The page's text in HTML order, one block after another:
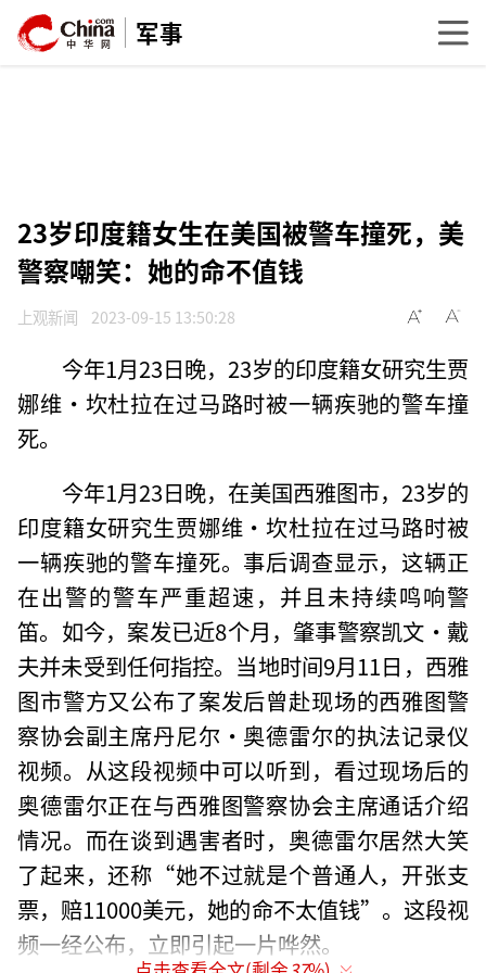
军事
23岁印度籍女生在美国被警车撞死，美
警察嘲笑：她的命不值钱
上观新闻 2023-09-15 13:50:28
今年1月23日晚，23岁的印度籍女研究生贾
娜维·坎杜拉在过马路时被一辆疾驰的警车撞
死。
今年1月23日晚，在美国西雅图市，23岁的
印度籍女研究生贾娜维·坎杜拉在过马路时被
一辆疾驰的警车撞死。事后调查显示，这辆正
在出警的警车严重超速，并且未持续鸣响警
笛。如今，案发已近8个月，肇事警察凯文·戴
夫并未受到任何指控。当地时间9月11日，西雅
图市警方又公布了案发后曾赴现场的西雅图警
察协会副主席丹尼尔·奥德雷尔的执法记录仪
视频。从这段视频中可以听到，看过现场后的
奥德雷尔正在与西雅图警察协会主席通话介绍
情况。而在谈到遇害者时，奥德雷尔居然大笑
了起来，还称“她不过就是个普通人，开张支
票，赔11000美元，她的命不太值钱”。这段视
频一经公布，立即引起一片哗然。